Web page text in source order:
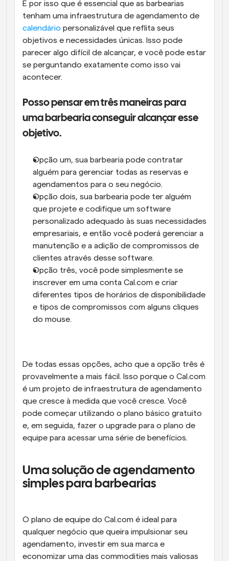
É por isso que é essencial que as barbearias
calendário personalizável que reflita seus
objetivos e necessidades únicas. Isso pode
parecer algo difícil de alcançar, e você pode estar
se perguntando exatamente como isso vai
acontecer.
Posso pensar em três maneiras para
uma barbearia conseguir alcançar esse
objetivo.
Opção um, sua barbearia pode contratar
alguém para gerenciar todas as reservas e
agendamentos para o seu negócio.
Opção dois, sua barbearia pode ter alguém
que projete e codifique um software
personalizado adequado às suas necessidades
empresariais, e então você poderá gerenciar a
manutenção e a adição de compromissos de
clientes através desse software.
Opção três, você pode simplesmente se
inscrever em uma conta Cal.com e criar
diferentes tipos de horários de disponibilidade
e tipos de compromissos com alguns cliques
do mouse.
De todas essas opções, acho que a opção três é
provavelmente a mais fácil. Isso porque o Cal.com
é um projeto de infraestrutura de agendamento
que cresce à medida que você cresce. Você
pode começar utilizando o plano básico gratuito
e, em seguida, fazer o upgrade para o plano de
equipe para acessar uma série de benefícios.
Uma solução de agendamento
simples para barbearias
O plano de equipe do Cal.com é ideal para
qualquer negócio que queira impulsionar seu
agendamento, investir em sua marca e
economizar uma das commodities mais valiosas